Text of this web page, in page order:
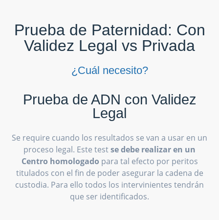
Prueba de Paternidad: Con
Validez Legal vs Privada
¿Cuál necesito?
Prueba de ADN con Validez
Legal
Se require cuando los resultados se van a usar en un
proceso legal. Este testse debe realizar en un
Centro homologado para tal efecto por peritos
titulados con el fin de poder asegurar la cadena de
custodia. Para ello todos los intervinientes tendrán
que ser identificados.